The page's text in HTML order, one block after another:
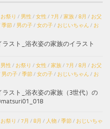
お祭り / 男性 / 女性 / 7月 / 家族/ 8月 / お父
季節/ 男の子/ 女の子/ おじいちゃん / お
スト_浴衣姿の家族のイラスト
男性 / お祭り / 女性 / 家族/ 7月 / 8月 / お父
男の子/ 季節/ 女の子/ おじいちゃん / お
ラスト_浴衣姿の家族（3世代）の
お祭り / 7月 / 8月 / 人物/ 季節/ おじいちゃ